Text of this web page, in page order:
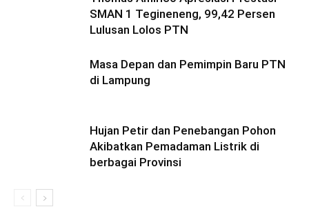
SMAN 1 Tegineneng, 99,42 Persen
Lulusan Lolos PTN
Masa Depan dan Pemimpin Baru PTN
di Lampung
Hujan Petir dan Penebangan Pohon
Akibatkan Pemadaman Listrik di
berbagai Provinsi